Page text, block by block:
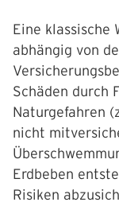
Eine klassische
abhängig von
Schäden durch
Naturgefahren
nicht
Erdbeben
Risiken